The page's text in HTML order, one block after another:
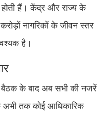
हैं। केंद्र और राज्य के
नागरिकों के जीवन स्तर
है।
बैठक के बाद अब सभी की नजरें
अभी तक कोई आधिकारिक